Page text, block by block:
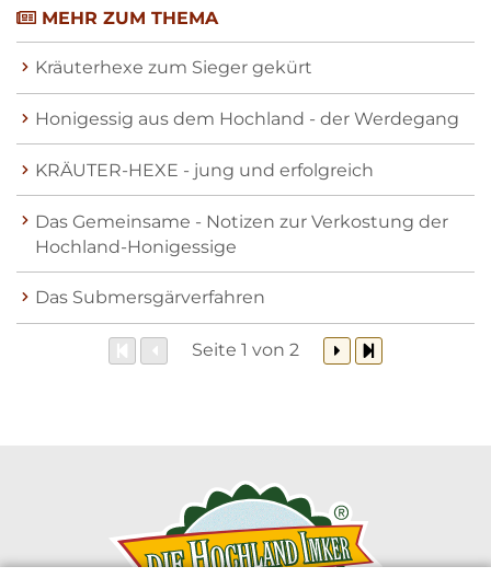
MEHR ZUM THEMA
Kräuterhexe zum Sieger gekürt
Honigessig aus dem Hochland - der Werdegang
KRÄUTER-HEXE - jung und erfolgreich
Das Gemeinsame - Notizen zur Verkostung der
Hochland-Honigessige
Das Submersgärverfahren
Seite 1 von 2